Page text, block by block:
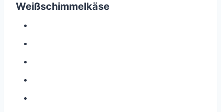
Weißschimmelkäse